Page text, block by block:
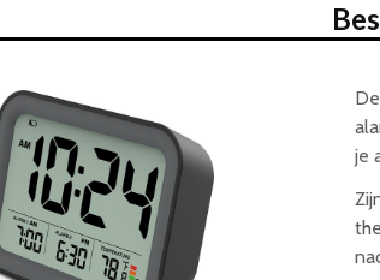
Reiswekker
van 2026
van 2026
Reiswekker
je